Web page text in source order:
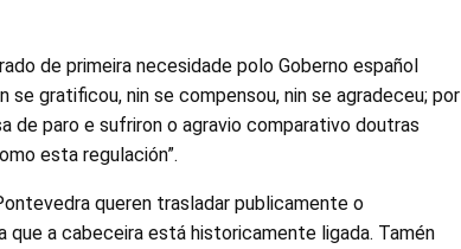
de primeira necesidade polo Goberno español
gratificou, nin se compensou, nin se agradeceu; por
de paro e sufriron o agravio comparativo doutras
esta regulación”.
queren trasladar publicamente o
a cabeceira está historicamente ligada. Tamén